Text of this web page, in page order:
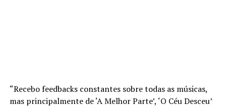
“Recebo feedbacks constantes sobre todas as músicas,
mas principalmente de ‘A Melhor Parte’, ‘O Céu Desceu’